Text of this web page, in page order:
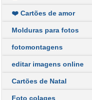
❤️ Cartões de amor
Molduras para fotos
fotomontagens
editar imagens online
Cartões de Natal
Foto colages